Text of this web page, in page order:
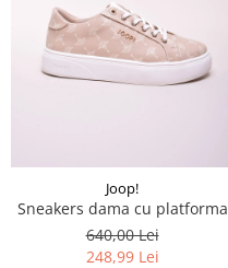
Joop!
Sneakers dama cu platforma
640,00 Lei
248,99 Lei